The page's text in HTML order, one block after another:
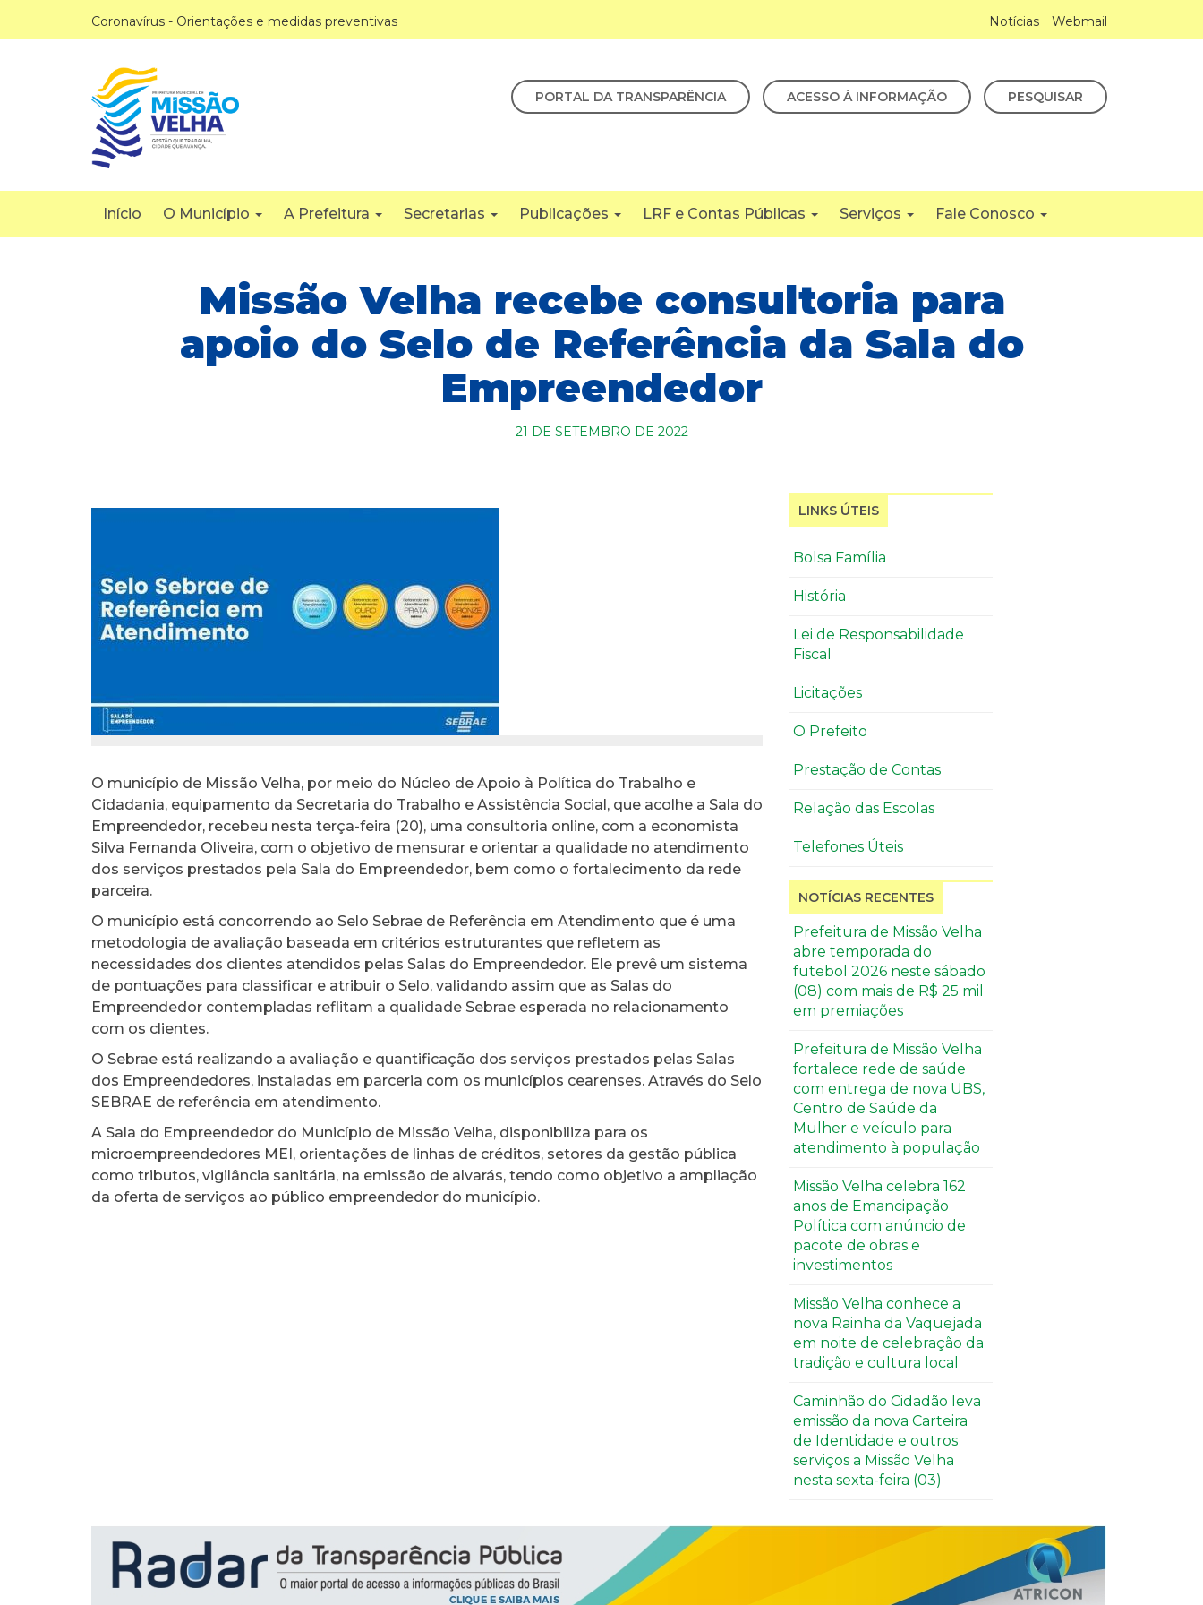
Coronavírus - Orientações e medidas preventivas Notícias Webmail
PORTAL DA TRANSPARÊNCIA ACESSO À INFORMAÇÃO PESQUISAR
Início O Município A Prefeitura Secretarias Publicações LRF e Contas Públicas Serviços Fale Conosco
Missão Velha recebe consultoria para
apoio do Selo de Referência da Sala do
Empreendedor
21 DE SETEMBRO DE 2022
O município de Missão Velha, por meio do Núcleo de Apoio à Política do Trabalho e
Cidadania, equipamento da Secretaria do Trabalho e Assistência Social, que acolhe a Sala do
Empreendedor, recebeu nesta terça-feira (20), uma consultoria online, com a economista
Silva Fernanda Oliveira, com o objetivo de mensurar e orientar a qualidade no atendimento
dos serviços prestados pela Sala do Empreendedor, bem como o fortalecimento da rede
parceira.
O município está concorrendo ao Selo Sebrae de Referência em Atendimento que é uma
metodologia de avaliação baseada em critérios estruturantes que refletem as
necessidades dos clientes atendidos pelas Salas do Empreendedor. Ele prevê um sistema
de pontuações para classificar e atribuir o Selo, validando assim que as Salas do
Empreendedor contempladas reflitam a qualidade Sebrae esperada no relacionamento
com os clientes.
O Sebrae está realizando a avaliação e quantificação dos serviços prestados pelas Salas
dos Empreendedores, instaladas em parceria com os municípios cearenses. Através do Selo
SEBRAE de referência em atendimento.
A Sala do Empreendedor do Município de Missão Velha, disponibiliza para os
microempreendedores MEI, orientações de linhas de créditos, setores da gestão pública
como tributos, vigilância sanitária, na emissão de alvarás, tendo como objetivo a ampliação
da oferta de serviços ao público empreendedor do município.
LINKS ÚTEIS
Bolsa Família
História
Lei de Responsabilidade
Fiscal
Licitações
O Prefeito
Prestação de Contas
Relação das Escolas
Telefones Úteis
NOTÍCIAS RECENTES
Prefeitura de Missão Velha
abre temporada do
futebol 2026 neste sábado
(08) com mais de R$ 25 mil
em premiações
Prefeitura de Missão Velha
fortalece rede de saúde
com entrega de nova UBS,
Centro de Saúde da
Mulher e veículo para
atendimento à população
Missão Velha celebra 162
anos de Emancipação
Política com anúncio de
pacote de obras e
investimentos
Missão Velha conhece a
nova Rainha da Vaquejada
em noite de celebração da
tradição e cultura local
Caminhão do Cidadão leva
emissão da nova Carteira
de Identidade e outros
serviços a Missão Velha
nesta sexta-feira (03)